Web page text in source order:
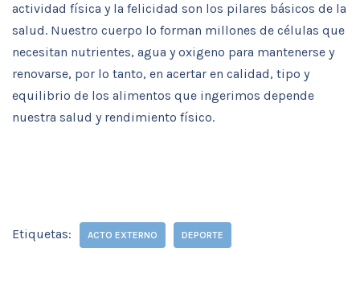
actividad física y la felicidad son los pilares básicos de la
salud. Nuestro cuerpo lo forman millones de células que
necesitan nutrientes, agua y oxigeno para mantenerse y
renovarse, por lo tanto, en acertar en calidad, tipo y
equilibrio de los alimentos que ingerimos depende
nuestra salud y rendimiento físico.
Etiquetas: ACTO EXTERNO DEPORTE